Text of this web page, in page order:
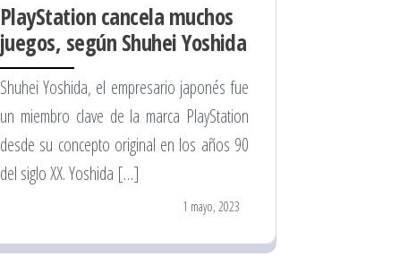
PlayStation cancela muchos
juegos, según Shuhei Yoshida
Shuhei Yoshida, el empresario japonés fue
un miembro clave de la marca PlayStation
desde su concepto original en los años 90
del siglo XX. Yoshida […]
1 mayo, 2023